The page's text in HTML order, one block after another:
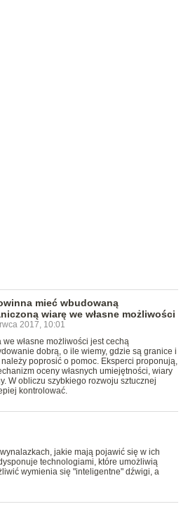
mieć wbudowaną
wiarę we własne możliwości
2017, 10:01
we własne możliwości jest cechą
dobrą, o ile wiemy, gdzie są granice i
należy poprosić o pomoc. Eksperci proponują,
oceny własnych umiejętności, wiary
W obliczu szybkiego rozwoju sztucznej
kontrolować.
jakie mają pojawić się w ich
technologiami, które umożliwią
wymienia się "inteligentne" dźwigi, a